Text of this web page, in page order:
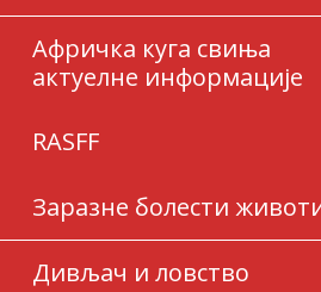
Афричка куга свиња
актуелне информације
RASFF
Заразне болести
Дивљач и ловство